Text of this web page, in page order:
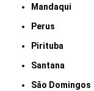
Mandaqui
Perus
Pirituba
Santana
São Domingos